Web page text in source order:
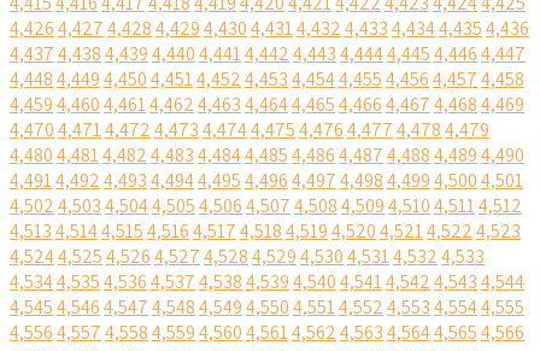
4,4264,4274,4284,4294,4304,4314,4324,4334,4344,4354,436
4,4374,4384,4394,4404,4414,4424,4434,4444,4454,4464,447
4,4484,4494,4504,4514,4524,4534,4544,4554,4564,4574,458
4,4594,4604,4614,4624,4634,4644,4654,4664,4674,4684,469
4,4704,4714,4724,4734,4744,4754,4764,4774,4784,479
4,4804,4814,4824,4834,4844,4854,4864,4874,4884,4894,490
4,4914,4924,4934,4944,4954,4964,4974,4984,4994,5004,501
4,5024,5034,5044,5054,5064,5074,5084,5094,5104,5114,512
4,5134,5144,5154,5164,5174,5184,5194,5204,5214,5224,523
4,5244,5254,5264,5274,5284,5294,5304,5314,5324,533
4,5344,5354,5364,5374,5384,5394,5404,5414,5424,5434,544
4,5454,5464,5474,5484,5494,5504,5514,5524,5534,5544,555
4,5564,5574,5584,5594,5604,5614,5624,5634,5644,5654,566